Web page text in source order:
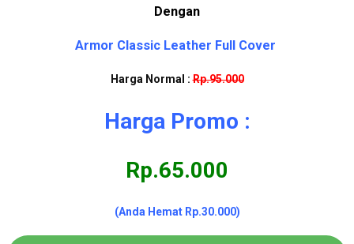
Dengan
Armor Classic Leather Full Cover
Harga Normal :Rp.95.000
Harga Promo :
Rp.65.000
(Anda Hemat Rp.30.000)